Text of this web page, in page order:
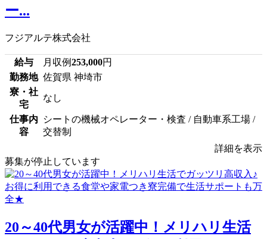
ー...
フジアルテ株式会社
給与 月収例253,000円
勤務地 佐賀県 神埼市
寮・社
宅
なし
仕事内
容
シートの機械オペレーター・検査 / 自動車系工場 /
交替制
詳細を表示
募集が停止しています
20～40代男女が活躍中！メリハリ生活